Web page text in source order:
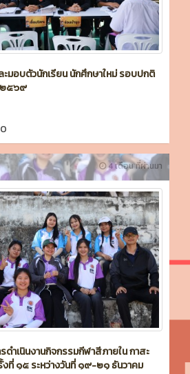
ะมอบตัวนักเรียน นักศึกษาใหม่ รอบปกติ
๒๕๖๙
0
4 เดือน ที่ผ่านมา
ดำเนินงานกิจกรรมกีฬาสีภายใน กาสะ
ที่ ๑๕ ระหว่างวันที่ ๑๙-๒๑ ธันวาคม